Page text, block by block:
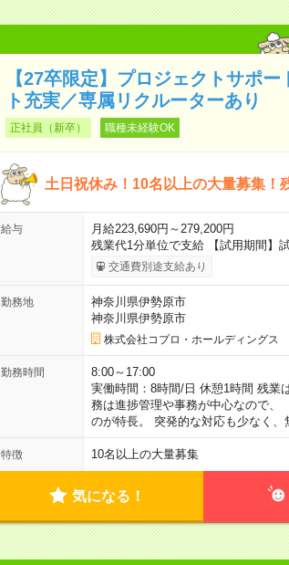
【27卒限定】プロジェクトサポ
ト充実／専属リクルーターあり
正社員（新卒） 職種未経験OK
土日祝休み！10名以上の大量募集！
給与
月給223,690円～279,200円
残業代1分単位で支給 【試用期間】
交通費別途支給あり
勤務地
神奈川県伊勢原市
神奈川県伊勢原市
株式会社コプロ・ホールディングス
勤務時間
8:00～17:00
実働時間：8時間/日 休憩1時間 残業
務は進捗管理や事務が中心なので、
のが特長。 突発的な対応も少なく、
特徴 10名以上の大量募集
気になる！